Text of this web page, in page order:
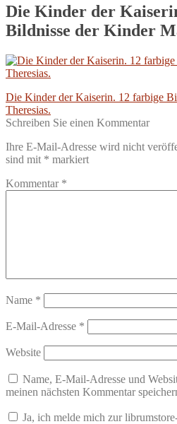
Die Kinder der
Bildnisse der Kinder
Beitragsnavigation
Vorheriger
Beitrag:
Die Kinder der Kaiserin. 12 farbige
Theresias.
Schreiben Sie einen Kommentar
Ihre E-Mail-Adresse wird nicht
sind mit * markiert
Kommentar *
Name *
E-Mail-Adresse *
Website
Name, E-Mail-Adresse und
meinen nächsten Kommentar
Ja, ich melde mich zur